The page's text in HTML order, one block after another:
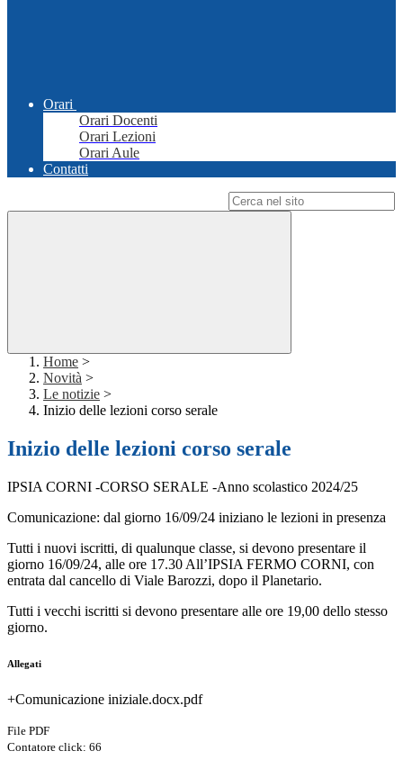
Orari
Orari Docenti
Orari Lezioni
Orari Aule
Contatti
Home >
Novità >
Le notizie >
Inizio delle lezioni corso serale
Inizio delle lezioni corso serale
IPSIA CORNI -CORSO SERALE -Anno scolastico 2024/25
Comunicazione: dal giorno 16/09/24 iniziano le lezioni in presenza
Tutti i nuovi iscritti, di qualunque classe, si devono presentare il
giorno 16/09/24, alle ore 17.30 All’IPSIA FERMO CORNI, con
entrata dal cancello di Viale Barozzi, dopo il Planetario.
Tutti i vecchi iscritti si devono presentare alle ore 19,00 dello stesso
giorno.
Allegati
+Comunicazione iniziale.docx.pdf
File PDF
Contatore click: 66